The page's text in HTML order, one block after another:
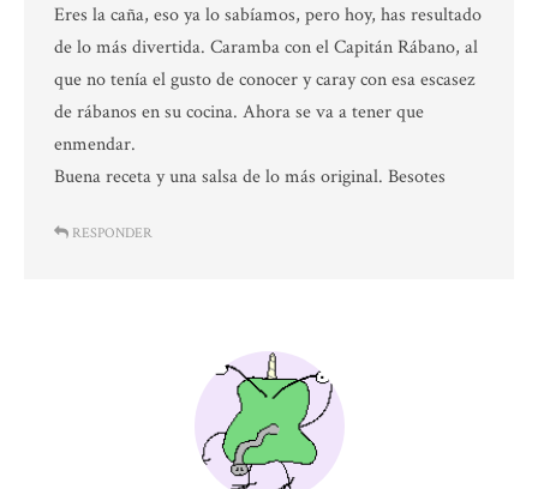
Eres la caña, eso ya lo sabíamos, pero hoy, has resultado
de lo más divertida. Caramba con el Capitán Rábano, al
que no tenía el gusto de conocer y caray con esa escasez
de rábanos en su cocina. Ahora se va a tener que
enmendar.
Buena receta y una salsa de lo más original. Besotes
RESPONDER